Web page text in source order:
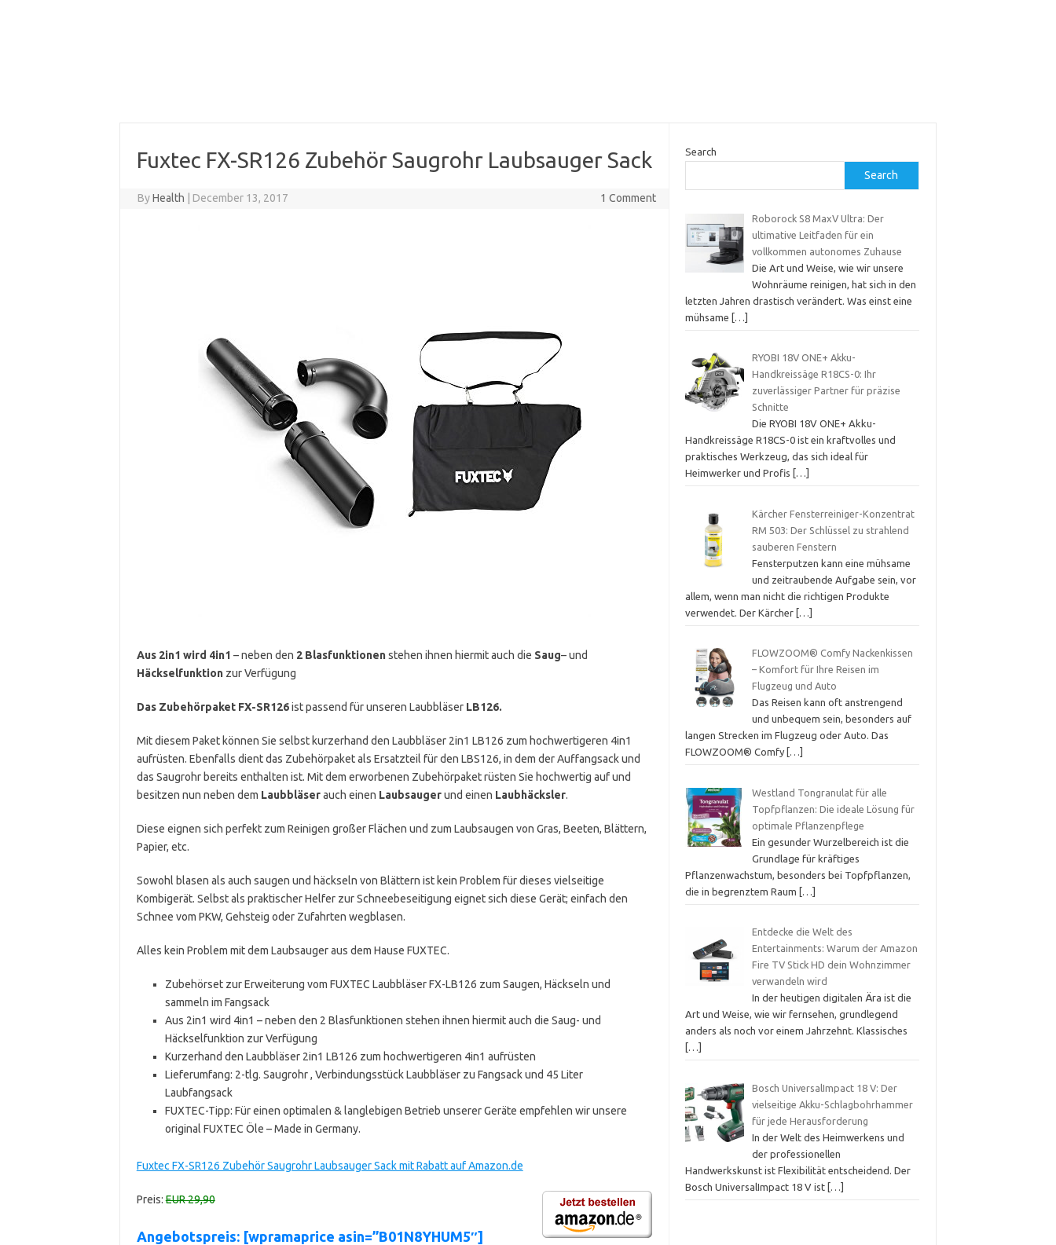
Fuxtec FX-SR126 Zubehör Saugrohr Laubsauger Sack
ByHealth December 13, 2017 1 Comment
Aus 2in1 wird 4in1 – neben den 2 Blasfunktionenstehen ihnen hiermit auch die Saug– und
Häckselfunktionzur Verfügung
Das Zubehörpaket FX-SR126ist passend für unseren Laubbläser LB126.
Mit diesem Paket können Sie selbst kurzerhand den Laubbläser 2in1 LB126 zum hochwertigeren 4in1
aufrüsten. Ebenfalls dient das Zubehörpaket als Ersatzteil für den LBS126, in dem der Auffangsack und
das Saugrohr bereits enthalten ist. Mit dem erworbenen Zubehörpaket rüsten Sie hochwertig auf und
besitzen nun neben dem Laubbläserauch einen Laubsaugerund einen Laubhäcksler.
Diese eignen sich perfekt zum Reinigen großer Flächen und zum Laubsaugen von Gras, Beeten, Blättern,
Papier, etc.
Sowohl blasen als auch saugen und häckseln von Blättern ist kein Problem für dieses vielseitige
Kombigerät. Selbst als praktischer Helfer zur Schneebeseitigung eignet sich diese Gerät; einfach den
Schnee vom PKW, Gehsteig oder Zufahrten wegblasen.
Alles kein Problem mit dem Laubsauger aus dem Hause FUXTEC.
Zubehörset zur Erweiterung vom FUXTEC Laubbläser FX-LB126 zum Saugen, Häckseln und
sammeln im Fangsack
Aus 2in1 wird 4in1 – neben den 2 Blasfunktionen stehen ihnen hiermit auch die Saug- und
Häckselfunktion zur Verfügung
Kurzerhand den Laubbläser 2in1 LB126 zum hochwertigeren 4in1 aufrüsten
Lieferumfang: 2-tlg. Saugrohr , Verbindungsstück Laubbläser zu Fangsack und 45 Liter
Laubfangsack
FUXTEC-Tipp: Für einen optimalen & langlebigen Betrieb unserer Geräte empfehlen wir unsere
original FUXTEC Öle – Made in Germany.
Fuxtec FX-SR126 Zubehör Saugrohr Laubsauger Sack mit Rabatt auf Amazon.de
Preis:EUR 29,90
Angebotspreis: [wpramaprice asin=”B01N8YHUM5″]
Search
Search
Roborock S8 MaxV Ultra: Der
ultimative Leitfaden für ein
vollkommen autonomes Zuhause
Die Art und Weise, wie wir unsere
Wohnräume reinigen, hat sich in den
letzten Jahren drastisch verändert. Was einst eine
mühsame
[…]
RYOBI 18V ONE+ Akku-
Handkreissäge R18CS-0: Ihr
zuverlässiger Partner für präzise
Schnitte
Die RYOBI 18V ONE+ Akku-
Handkreissäge R18CS-0 ist ein kraftvolles und
praktisches Werkzeug, das sich ideal für
Heimwerker und Profis
[…]
Kärcher Fensterreiniger-Konzentrat
RM 503: Der Schlüssel zu strahlend
sauberen Fenstern
Fensterputzen kann eine mühsame
und zeitraubende Aufgabe sein, vor
allem, wenn man nicht die richtigen Produkte
verwendet. Der Kärcher […]
FLOWZOOM® Comfy Nackenkissen
– Komfort für Ihre Reisen im
Flugzeug und Auto
Das Reisen kann oft anstrengend
und unbequem sein, besonders auf
langen Strecken im Flugzeug oder Auto. Das
FLOWZOOM® Comfy […]
Westland Tongranulat für alle
Topfpflanzen: Die ideale Lösung für
optimale Pflanzenpflege
Ein gesunder Wurzelbereich ist die
Grundlage für kräftiges
Pflanzenwachstum, besonders bei Topfpflanzen,
die in begrenztem Raum
[…]
Entdecke die Welt des
Entertainments: Warum der Amazon
Fire TV Stick HD dein Wohnzimmer
verwandeln wird
In der heutigen digitalen Ära ist die
Art und Weise, wie wir fernsehen, grundlegend
anders als noch vor einem Jahrzehnt. Klassisches
[…]
Bosch UniversalImpact 18 V: Der
vielseitige Akku-Schlagbohrhammer
für jede Herausforderung
In der Welt des Heimwerkens und
der professionellen
Handwerkskunst ist Flexibilität entscheidend. Der
Bosch UniversalImpact 18 V ist […]